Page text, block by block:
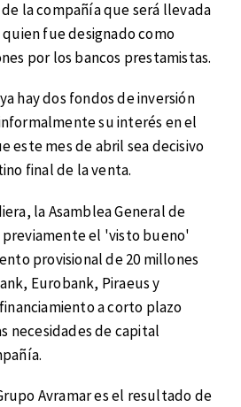
la compañía que será llevada
fue designado como
por los bancos prestamistas.
hay dos fondos de inversión
su interés en el
este mes de abril sea decisivo
final de la venta.
la Asamblea General de
previamente el 'visto bueno'
provisional de 20 millones
Eurobank, Piraeus y
a corto plazo
necesidades de capital
Avramar es el resultado de